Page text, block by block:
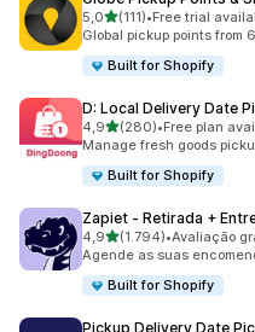
5,0de 5 estrelas
(111)
111 total de avaliações
•Free trial
Global pickup points from
Built for Shopify
D: Local Delivery Date
4,9de 5 estrelas
(280)
280 total de avaliações
•Free plan
Manage fresh goods
Built for Shopify
Zapiet ‑ Retirada +
4,9de 5 estrelas
(1.794)
1794 total de avaliações
•Avaliação
Agende as suas
Built for Shopify
Pickup Delivery Date